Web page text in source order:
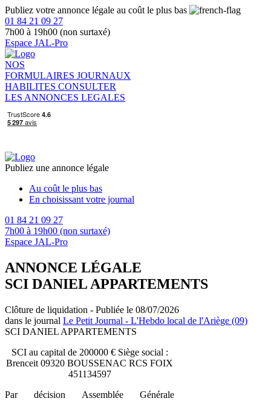
Publiez votre annonce légale au coût le plus bas
01 84 21 09 27
7h00 à 19h00 (non surtaxé)
Espace JAL-Pro
NOS
FORMULAIRES JOURNAUX
HABILITES CONSULTER
LES ANNONCES LEGALES
Publiez une annonce légale
Au coût le plus bas
En choisissant votre journal
01 84 21 09 27
7h00 à 19h00 (non surtaxé)
Espace JAL-Pro
ANNONCE LÉGALE
SCI DANIEL APPARTEMENTS
Clôture de liquidation - Publiée le 08/07/2026
dans le journal Le Petit Journal - L'Hebdo local de l'Ariège (09)
SCI DANIEL APPARTEMENTS
SCI au capital de 200000 € Siège social :
Brenceit 09320 BOUSSENAC RCS FOIX
451134597
Par décision Assemblée Générale